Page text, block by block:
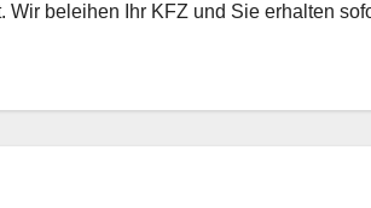
beleihen Ihr KFZ und Sie erhalten